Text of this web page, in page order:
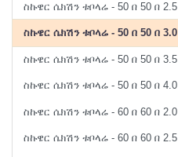
ስኩዌር ሴክሽን ቱቦላሬ - 50 በ 50 በ 2.5
ስኩዌር ሴክሽን ቱቦላሬ - 50 በ 50 በ 3.0
ስኩዌር ሴክሽን ቱቦላሬ - 50 በ 50 በ 3.5
ስኩዌር ሴክሽን ቱቦላሬ - 50 በ 50 በ 4.0
ስኩዌር ሴክሽን ቱቦላሬ - 60 በ 60 በ 2.0
ስኩዌር ሴክሽን ቱቦላሬ - 60 በ 60 በ 2.5